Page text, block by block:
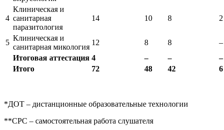
4
Клиническая и
санитарная
паразитология
14 10 8 2
5
Клиническая и
санитарная микология
12 8 8 –
Итоговая аттестация 4 – – –
Итого
72 48 42 6
*ДОТ – дистанционные образовательные технологии
**СРС – самостоятельная работа слушателя